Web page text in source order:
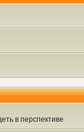
в перспективе